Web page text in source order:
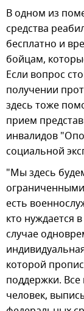
В одном из
средства
бесплатно и
бойцам,
Если вопрос
получении
здесь тоже
прием
инвалидов
социальной
"Мы здесь
есть
кто нуждается
случае
которой
поддержки. Все
человек,